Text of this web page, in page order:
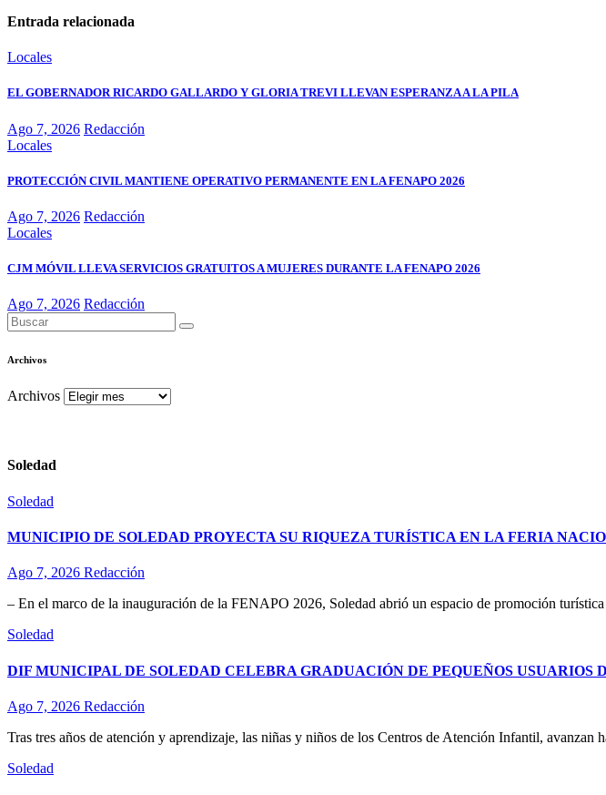
Entrada relacionada
Locales
EL GOBERNADOR RICARDO GALLARDO Y GLORIA TREVI LLEVAN ESPERANZA A LA PILA
Ago 7, 2026 Redacción
Locales
PROTECCIÓN CIVIL MANTIENE OPERATIVO PERMANENTE EN LA FENAPO 2026
Ago 7, 2026 Redacción
Locales
CJM MÓVIL LLEVA SERVICIOS GRATUITOS A MUJERES DURANTE LA FENAPO 2026
Ago 7, 2026 Redacción
Archivos
Archivos
Soledad
Soledad
MUNICIPIO DE SOLEDAD PROYECTA SU RIQUEZA TURÍSTICA EN LA FERIA
Ago 7, 2026 Redacción
– En el marco de la inauguración de la FENAPO 2026, Soledad abrió un espacio de promoción
Soledad
DIF MUNICIPAL DE SOLEDAD CELEBRA GRADUACIÓN DE PEQUEÑOS USUARIOS
Ago 7, 2026 Redacción
Tras tres años de atención y aprendizaje, las niñas y niños de los Centros de Atención Infantil,
Soledad